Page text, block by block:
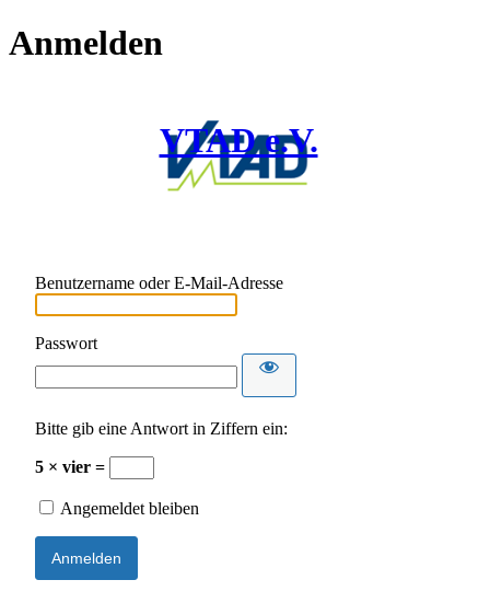
Anmelden
VTAD e.V.
Benutzername oder E-Mail-Adresse
Passwort
Bitte gib eine Antwort in Ziffern ein:
5 × vier =
Angemeldet bleiben